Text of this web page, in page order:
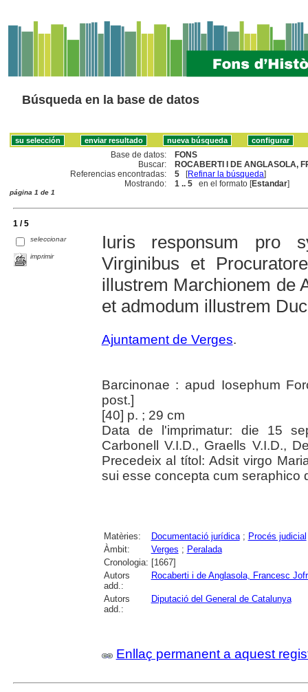
Búsqueda en la base de datos
Base de datos:
FONS
Buscar:
ROCABERTI I DE ANGLASOLA,
Referencias encontradas:
5 [Refinar la búsqueda]
Mostrando:
1 .. 5 en el formato [Estandar]
página 1 de 1
1 / 5
seleccionar
imprimir
Iuris responsum pro
Virginibus et
illustrem Marchionem de
et admodum illustrem
Ajuntament de Verges.
Barcinonae : apud Iosephum
post.]
[40] p. ; 29 cm
Data de l'imprimatur: die 15
Carbonell V.I.D., Graells V.I.D.,
Precedeix al títol: Adsit virgo
sui esse concepta cum seraphico
Matèries: Documentació jurídica; Procés judicial
Àmbit:
Verges ; Peralada
Cronologia: [1667]
Autors
add.:
Rocaberti i de Anglasola, Francesc
Autors
add.:
Diputació del General de Catalunya
Enllaç permanent a aquest